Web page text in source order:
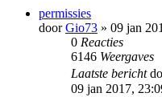
permissies
doorGio73 » 09 jan
0 Reacties
6146 Weergaves
Laatste bericht
09 jan 2017,